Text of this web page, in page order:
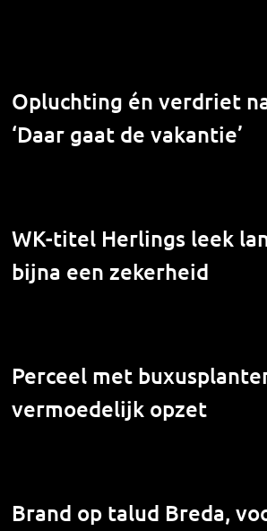
Opluchting én verdriet
‘Daar gaat de vakantie’
WK-titel Herlings leek
bijna een zekerheid
Perceel met
vermoedelijk opzet
Brand op talud Breda,